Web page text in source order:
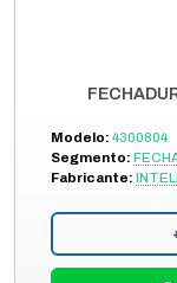
Modelo: 4300804
Segmento:
Fabricante: